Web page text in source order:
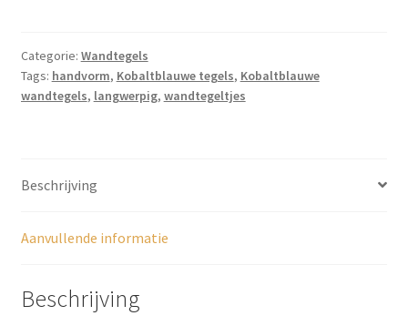
aantal
Categorie: Wandtegels
Tags: handvorm, Kobaltblauwe tegels, Kobaltblauwe
wandtegels, langwerpig, wandtegeltjes
Beschrijving
Aanvullende informatie
Beschrijving